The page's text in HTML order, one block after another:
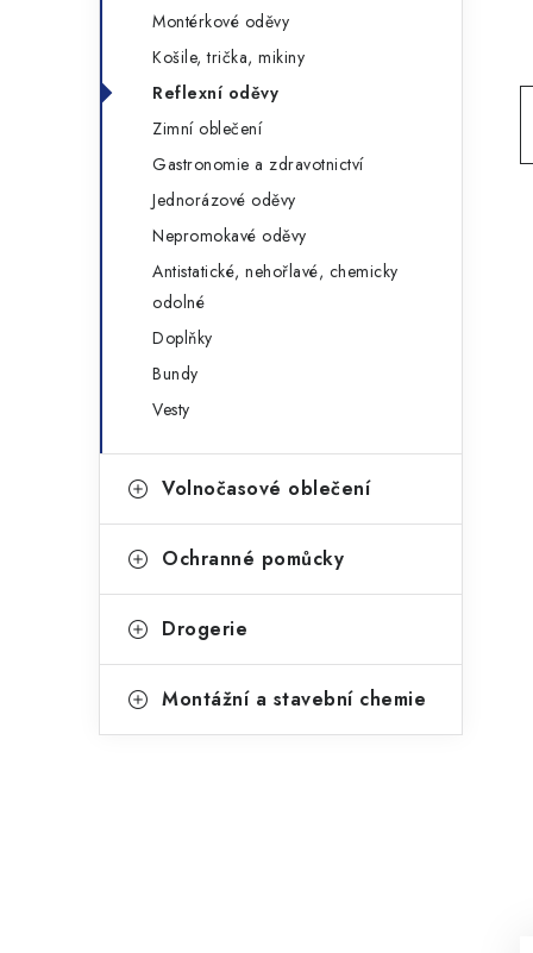
í
Montérkové oděvy
Košile, trička, mikiny
Reflexní oděvy
Zimní oblečení
Gastronomie a zdravotnictví
Jednorázové oděvy
Nepromokavé oděvy
Antistatické, nehořlavé, chemicky
odolné
Doplňky
Bundy
Vesty
Volnočasové oblečení
Ochranné pomůcky
Drogerie
Montážní a stavební chemie